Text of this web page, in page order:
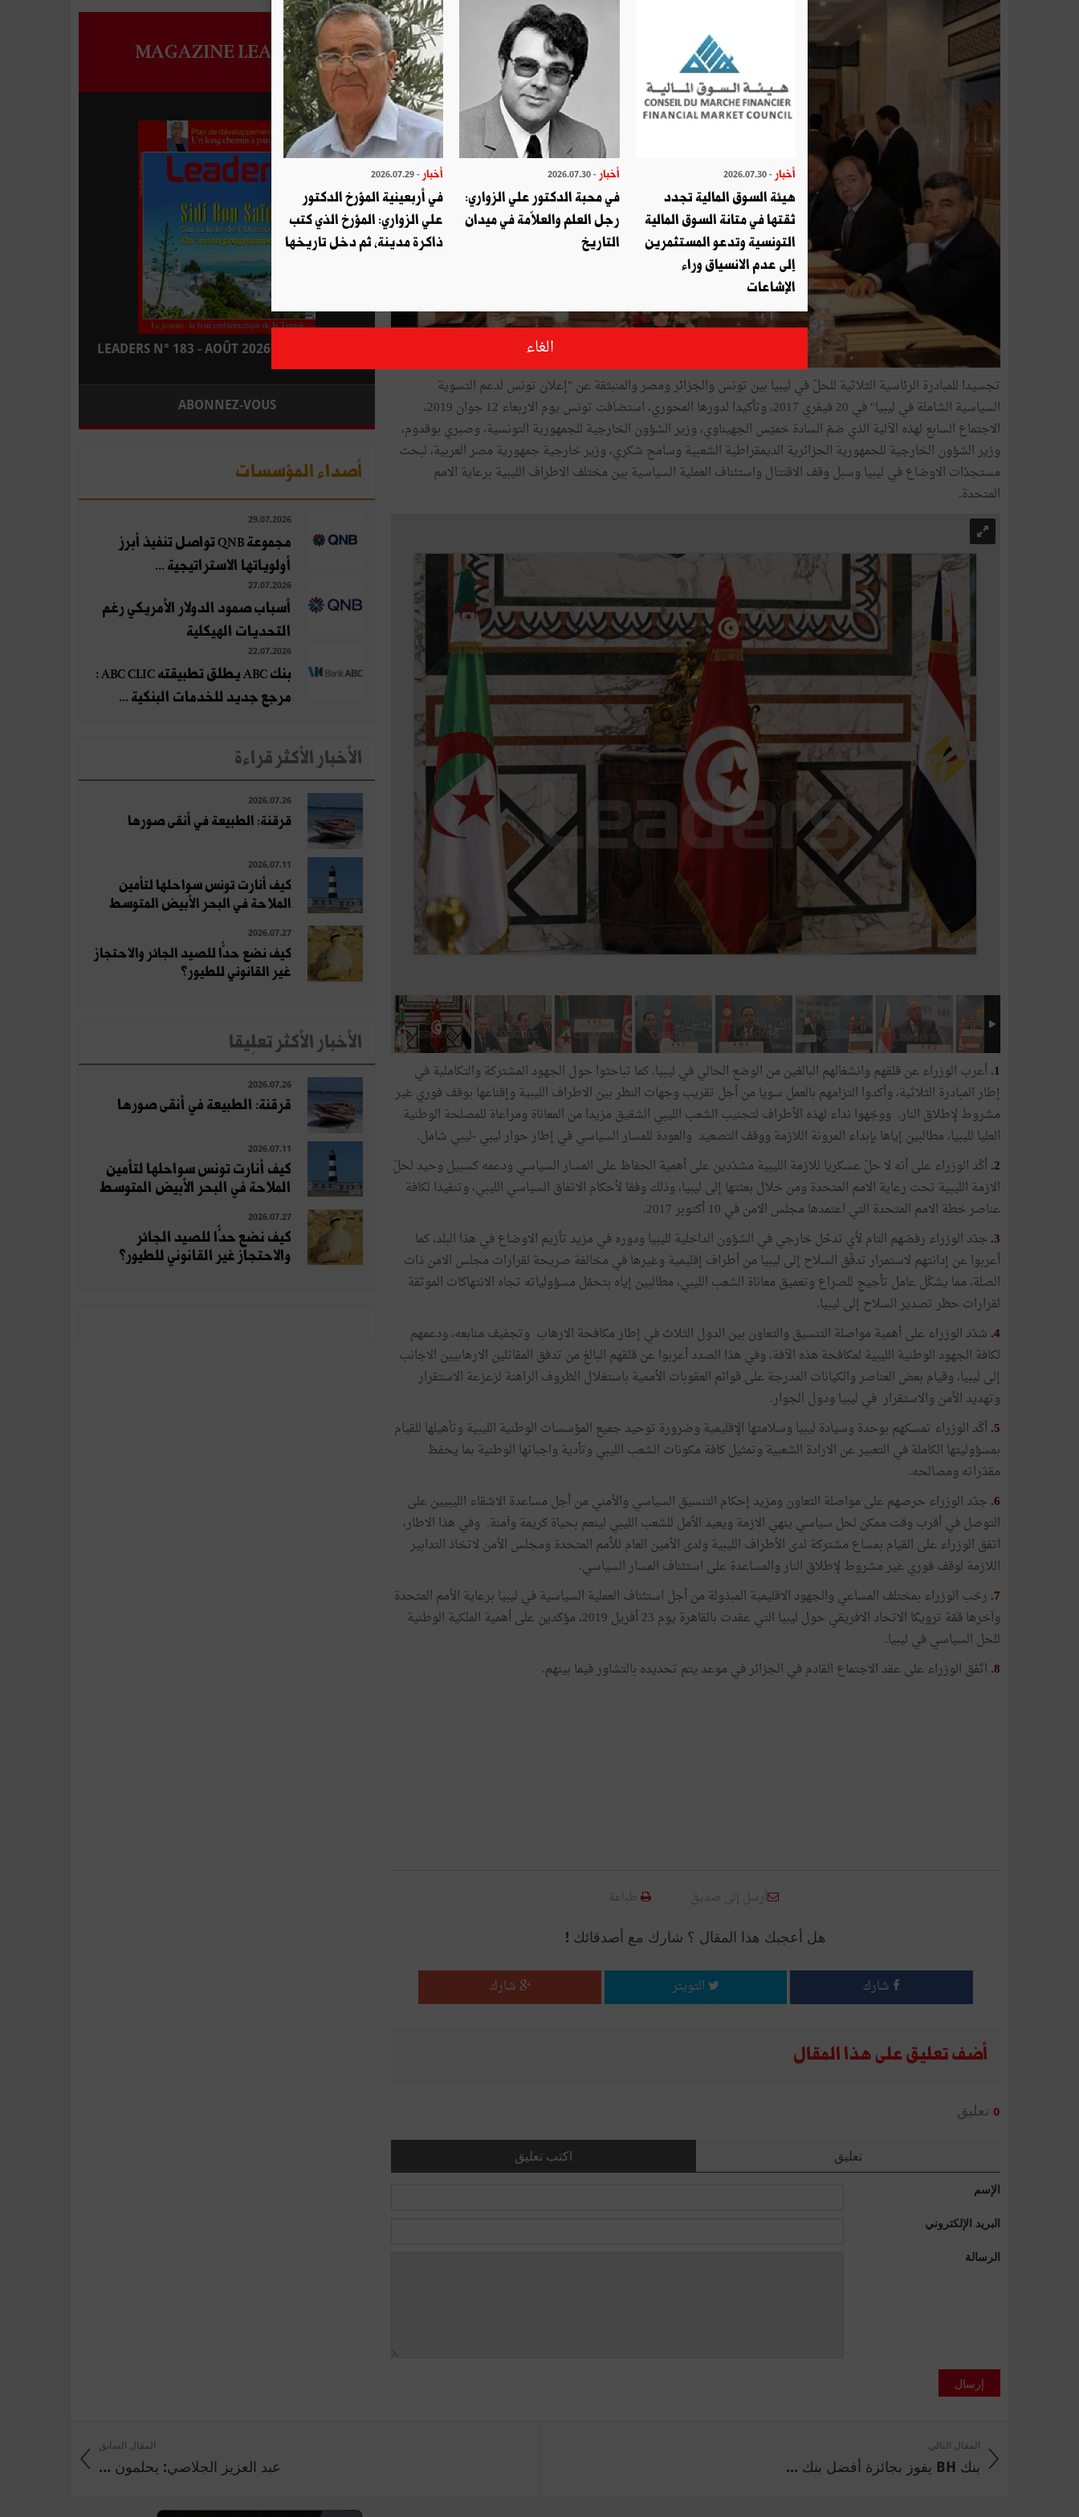
تجسيدا للمبادرة الرئاسية الثلاثية للحلّ في ليبيا بين تونس والجزائر ومصر والمنبثقة عن "إعلان تونس لدعم التسوية
السياسية الشاملة في ليبيا" في 20 فيفري 2017، وتأكيدا لدورها المحوري، استضافت تونس يوم الاربعاء 12 جوان 2019،
الاجتماع السابع لهذه الآلية الذي ضمّ السادة خميّس الجهيناوي، وزير الشؤون الخارجية للجمهورية التونسية، وصبري بوقدوم،
وزير الشؤون الخارجية للجمهورية الجزائرية الديمقراطية الشعبية وسامح شكري، وزير خارجية جمهورية مصر العربية، لبحث
مستجدّات الاوضاع في ليبيا وسبل وقف الاقتتال واستئناف العملية السياسية بين مختلف الاطراف الليبية برعاية الامم
المتحدة.
1. أعرب الوزراء عن قلقهم وانشغالهم البالغين من الوضع الحالي في ليبيا، كما تباحثوا حول الجهود المشتركة والتكاملية في
إطار المبادرة الثلاثية، وأكدوا التزامهم بالعمل سويا من أجل تقريب وجهات النظر بين الاطراف الليبية وإقناعها بوقف فوري غير
مشروط لإطلاق النار. ووجّهوا نداء لهذه الأطراف لتجنيب الشعب الليبي الشقيق مزيدا من المعاناة ومراعاة للمصلحة الوطنية
العليا لليبيا، مطالبين إياها بإبداء المرونة اللازمة ووقف التصعيد والعودة للمسار السياسي في إطار حوار ليبي -ليبي شامل.
2. أكّد الوزراء على أنه لا حلّ عسكريا للازمة الليبية مشدّدين على أهمية الحفاظ على المسار السياسي ودعمه كسبيل وحيد لحلّ
الازمة الليبية تحت رعاية الامم المتحدة ومن خلال بعثتها إلى ليبيا، وذلك وفقا لأحكام الاتفاق السياسي الليبي، وتنفيذا لكافة
عناصر خطة الامم المتحدة التي اعتمدها مجلس الامن في 10 أكتوبر 2017.
3. جدّد الوزراء رفضهم التام لأي تدخّل خارجي في الشؤون الداخلية لليبيا ودوره في مزيد تأزيم الاوضاع في هذا البلد، كما
أعربوا عن إدانتهم لاستمرار تدفّق السلاح إلى ليبيا من أطراف إقليمية وغيرها في مخالفة صريحة لقرارات مجلس الامن ذات
الصلة، مما يشكّل عامل تأجيج للصراع وتعميق معاناة الشعب الليبي، مطالبين إياه بتحمّل مسؤولياته تجاه الانتهاكات الموثقة
لقرارات حظر تصدير السلاح إلى ليبيا.
4. شدّد الوزراء على أهمية مواصلة التنسيق والتعاون بين الدول الثلاث في إطار مكافحة الارهاب وتجفيف منابعه، ودعمهم
لكافة الجهود الوطنية الليبية لمكافحة هذه الآفة، وفي هذا الصدد أعربوا عن قلقهم البالغ من تدفق المقاتلين الارهابيين الاجانب
إلى ليبيا، وقيام بعض العناصر والكيانات المدرجة على قوائم العقوبات الأممية باستغلال الظروف الراهنة لزعزعة الاستقرار
وتهديد الأمن والاستقرار في ليبيا ودول الجوار.
5. أكّد الوزراء تمسكهم بوحدة وسيادة ليبيا وسلامتها الإقليمية وضرورة توحيد جميع المؤسسات الوطنية الليبية وتأهيلها للقيام
بمسؤوليتها الكاملة في التعبير عن الارادة الشعبية وتمثيل كافة مكونات الشعب الليبي وتأدية واجباتها الوطنية بما يحفظ
مقدّراته ومصالحه.
6. جدّد الوزراء حرصهم على مواصلة التعاون ومزيد إحكام التنسيق السياسي والأمني من أجل مساعدة الاشقاء الليبيين على
التوصل في أقرب وقت ممكن لحل سياسي ينهي الازمة ويعيد الأمل للشعب الليبي لينعم بحياة كريمة وآمنة. وفي هذا الاطار،
اتفق الوزراء على القيام بمساع مشتركة لدى الأطراف الليبية ولدى الأمين العام للأمم المتحدة ومجلس الأمن لاتخاذ التدابير
اللازمة لوقف فوري غير مشروط لإطلاق النار والمساعدة على استئناف المسار السياسي.
7. رحّب الوزراء بمختلف المساعي والجهود الاقليمية المبذولة من أجل استئناف العملية السياسية في ليبيا برعاية الأمم المتحدة
وآخرها قمّة ترويكا الاتحاد الافريقي حول ليبيا التي عقدت بالقاهرة يوم 23 أفريل 2019، مؤكدين على أهمية الملكية الوطنية
للحل السياسي في ليبيا.
8. اتّفق الوزراء على عقد الاجتماع القادم في الجزائر في موعد يتم تحديده بالتشاور فيما بينهم.
أرسل إلى صديق طباعة
هل أعجبك هذا المقال ؟ شارك مع أصدقائك !
شارك التويتر شارك
أضف تعليق على هذا المقال
0 تعليق
اكتب تعليق تعليق
الإسم
البريد الإلكتروني
الرسالة
إرسال
MAGAZINE LEADERS
LEADERS N° 183 - AOÛT 2026 : EN KIOSQUE
ABONNEZ-VOUS
أصداء المؤسسات
29.07.2026
مجموعة QNB تواصل تنفيذ أبرز
أولوياتها الاستراتيجية ...
27.07.2026
أسباب صمود الدولار الأمريكي رغم
التحديات الهيكلية
22.07.2026
بنك ABC يطلق تطبيقته ABC CLIC :
مرجع جديد للخدمات البنكية ...
الأخبار الأكثر قراءة
2026.07.26
قرقنة: الطبيعة في أنقى صورها
2026.07.11
كيف أنارت تونس سواحلها لتأمين
الملاحة في البحر الأبيض المتوسط
2026.07.27
كيف نضع حدًّا للصيد الجائر والاحتجاز
غير القانوني للطيور؟
الأخبار الأكثر تعلِيقا
2026.07.26
قرقنة: الطبيعة في أنقى صورها
2026.07.11
كيف أنارت تونس سواحلها لتأمين
الملاحة في البحر الأبيض المتوسط
2026.07.27
كيف نضع حدًّا للصيد الجائر
والاحتجاز غير القانوني للطيور؟
المقال السابق
عبد العزيز الجلاصي: يحلمون ...
المقال التالي
بنك BH يفوز بجائزة أفضل بنك ...
أخبار - 2026.07.30
هيئة السوق المالية تجدد
ثقتها في متانة السوق المالية
التونسية وتدعو المستثمرين
إلى عدم الانسياق وراء
الإشاعات
أخبار - 2026.07.30
في محبة الدكتور علي الزواري:
رجل العلم والعلاّمة في ميدان
التاريخ
أخبار - 2026.07.29
في أربعينية المؤرخ الدكتور
علي الزواري: المؤرخ الذي كتب
ذاكرة مدينة، ثم دخل تاريخها
الغاء